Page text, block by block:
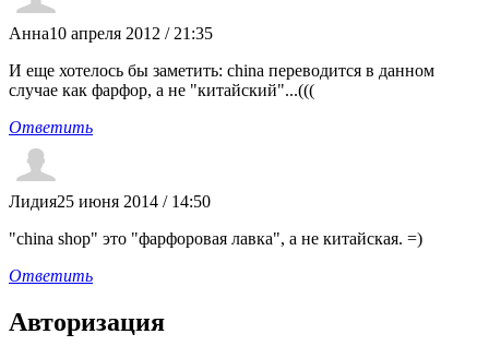
Анна10 апреля 2012 / 21:35
И еще хотелось бы заметить: china переводится в данном
случае как фарфор, а не "китайский"...(((
Ответить
Лидия25 июня 2014 / 14:50
"china shop" это "фарфоровая лавка", а не китайская. =)
Ответить
Авторизация